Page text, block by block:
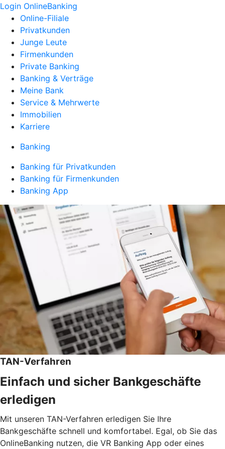
Login OnlineBanking
Online-Filiale
Privatkunden
Junge Leute
Firmenkunden
Private Banking
Banking & Verträge
Meine Bank
Service & Mehrwerte
Immobilien
Karriere
Banking
Banking für Privatkunden
Banking für Firmenkunden
Banking App
TAN-Verfahren
Einfach und sicher Bankgeschäfte
erledigen
Mit unseren TAN-Verfahren erledigen Sie Ihre
Bankgeschäfte schnell und komfortabel. Egal, ob Sie das
OnlineBanking nutzen, die VR Banking App oder eines